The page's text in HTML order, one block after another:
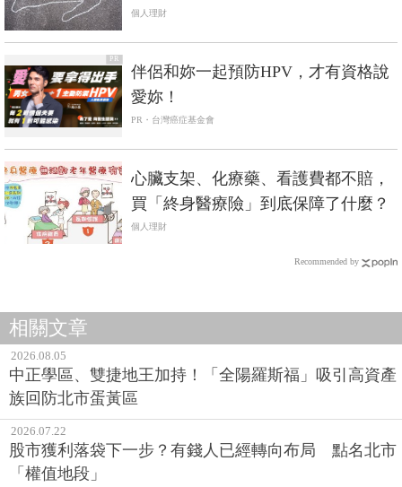
保戶該怎麼破解奧步
個人理財
PR
伴侶和妳一起預防HPV，才有資格說
愛妳！
PR・台灣癌症基金會
心臟支架、化療藥、看護費都不賠，
買「終身醫療險」到底保障了什麼？
個人理財
Recommended by
相關文章
2026.08.05
中正學區、雙捷地王加持！「全陽羅斯福」吸引高資產
族回防北市蛋黃區
2026.07.22
股市獲利落袋下一步？有錢人已經轉向布局 點名北市
「權值地段」